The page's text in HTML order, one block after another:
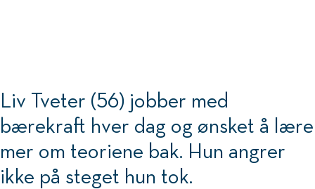
Liv Tveter (56) jobber med
bærekraft hver dag og ønsket å lære
mer om teoriene bak. Hun angrer
ikke på steget hun tok.